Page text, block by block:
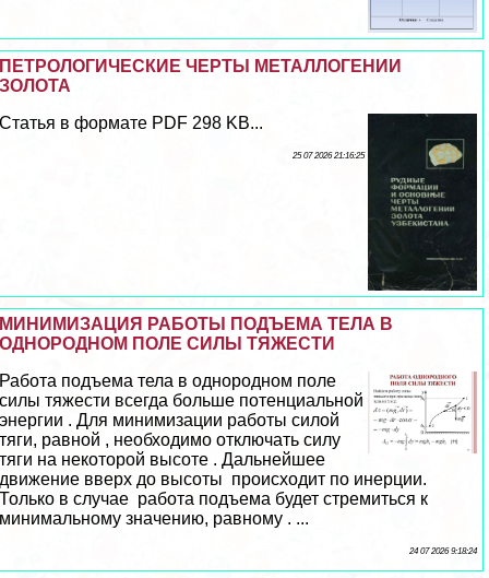
ПЕТРОЛОГИЧЕСКИЕ ЧЕРТЫ МЕТАЛЛОГЕНИИ
ЗОЛОТА
Статья в формате PDF 298 KB...
25 07 2026 21:16:25
МИНИМИЗАЦИЯ РАБОТЫ ПОДЪЕМА ТЕЛА В
ОДНОРОДНОМ ПОЛЕ СИЛЫ ТЯЖЕСТИ
Работа подъема тела в однородном поле
силы тяжести всегда больше потенциальной
энергии . Для минимизации работы силой
тяги, равной , необходимо отключать силу
тяги на некоторой высоте . Дальнейшее
движение вверх до высоты происходит по инерции.
Только в случае работа подъема будет стремиться к
минимальному значению, равному . ...
24 07 2026 9:18:24